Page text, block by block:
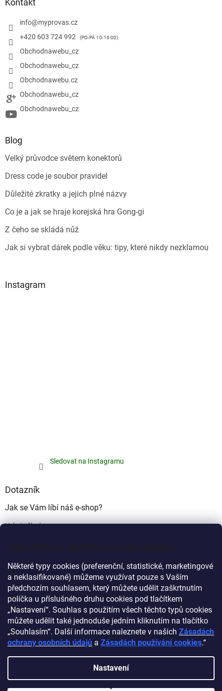
Tato webová stránka používá cookies
Některé typy cookies (preferenční, statistické, marketingové
a neklasifikované) můžeme využívat pouze s Vaším
předchozím souhlasem, který můžete udělit zaškrtnutím
políčka u příslušného druhu cookies pod tlačítkem
„Nastavení“. Souhlas s použitím všech těchto typů cookies
můžete udělit také jednoduše jedním kliknutím na tlačítko
„Souhlasím“. Další informace naleznete v našich Zásadách
ochrany osobních údajů a Zásadách používání cookies.“
Nastavení
Kontakt
info@myprovas.cz
+420 603 724 992
Obchodnawebu_cz
Obchodnawebu_cz
Obchodnawebu.cz
Obchodnawebu_cz
Obchodnawebu_cz
Blog
Velký průvodce světem konektorů
Dress code je soubor pravidel
Důležité zkratky a jejich plné názvy
Co je a jak se hraje korejská hra Gong-gi
Z čeho se skládá nůž
Jak si vybrat dárek podle věku: tipy, které nikdy nezklamou
Instagram
Sledovat na Instagramu
Dotazník
Jak se Vám líbí náš e-shop?
Velmi pěkný
Ujde to
Nelíbí se mi
Počet hlasů:340
Myprovas.cz Obchodnawebu.cz
Vytvořil Shoptet